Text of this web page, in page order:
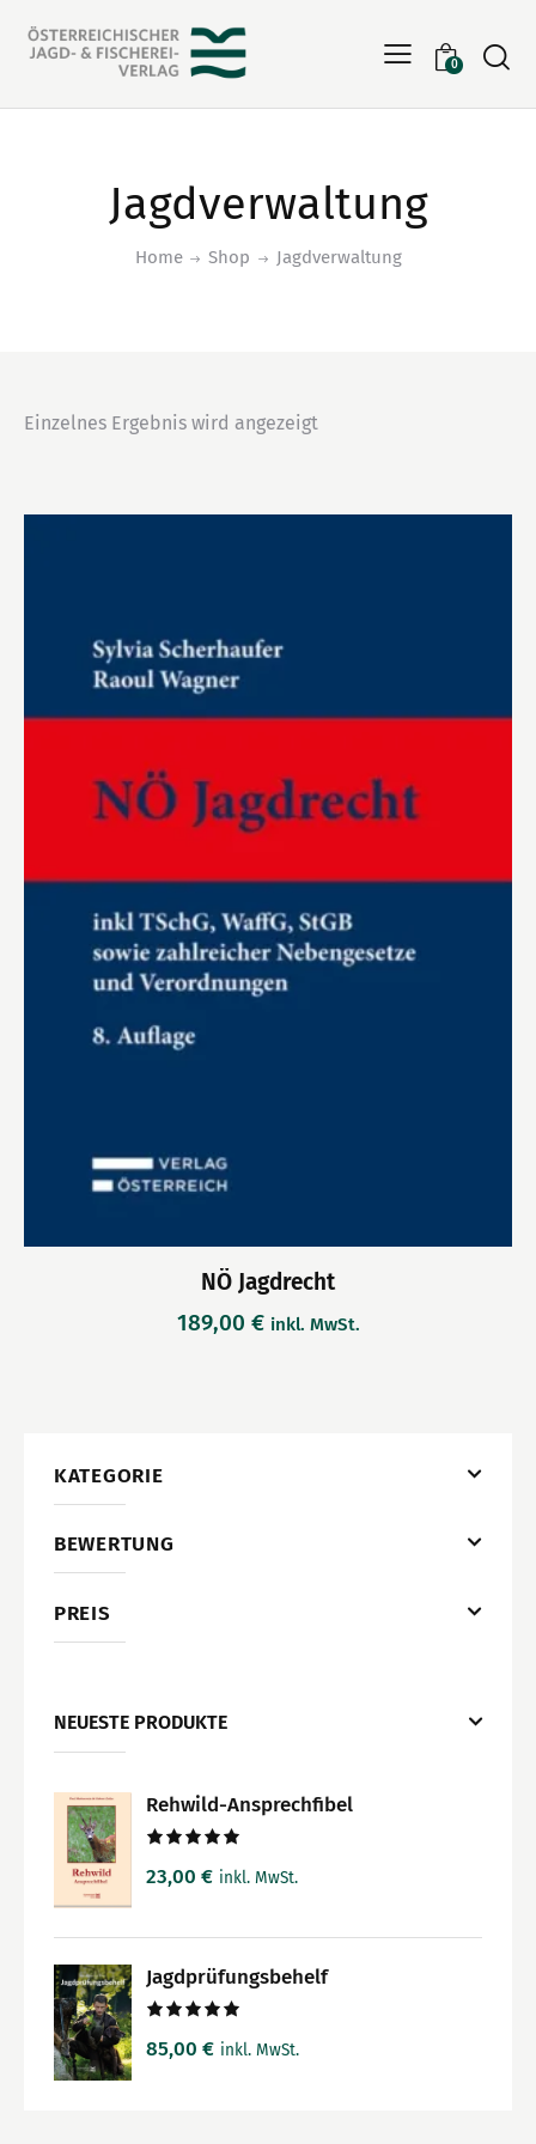
0
Jagdverwaltung
Home Shop Jagdverwaltung
Einzelnes Ergebnis wird angezeigt
NÖ Jagdrecht
189,00 € inkl. MwSt.
KATEGORIE
BEWERTUNG
PREIS
NEUESTE PRODUKTE
Rehwild-Ansprechfibel
mit5.00
23,00 € inkl. MwSt.
Jagdprüfungsbehelf
mit5.00
85,00 € inkl. MwSt.